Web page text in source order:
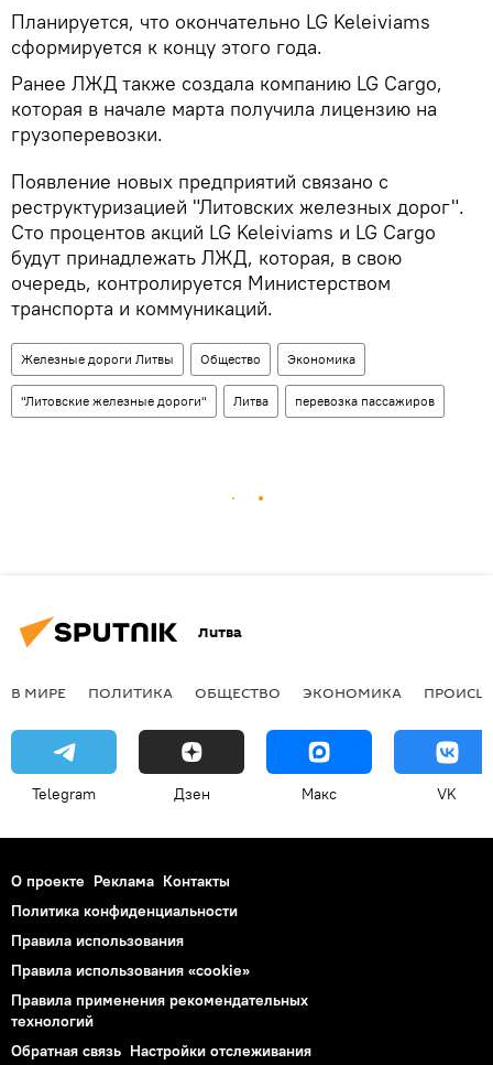
Планируется, что окончательно LG Keleiviams
сформируется к концу этого года.
Ранее ЛЖД также создала компанию LG Cargo,
которая в начале марта получила лицензию на
грузоперевозки.
Появление новых предприятий связано с
реструктуризацией "Литовских железных дорог".
Сто процентов акций LG Keleiviams и LG Cargo
будут принадлежать ЛЖД, которая, в свою
очередь, контролируется Министерством
транспорта и коммуникаций.
Железные дороги Литвы Общество Экономика
"Литовские железные дороги" Литва перевозка пассажиров
Литва
В МИРЕ ПОЛИТИКА ОБЩЕСТВО ЭКОНОМИКА
Telegram Дзен Макс VK
О проекте Реклама Контакты
Политика конфиденциальности
Правила использования
Правила использования «cookie»
Правила применения рекомендательных
технологий
Обратная связь Настройки отслеживания